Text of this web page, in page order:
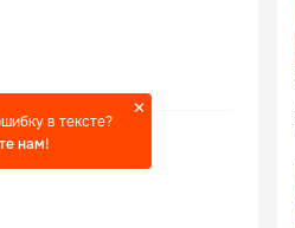
в тексте?
нам!